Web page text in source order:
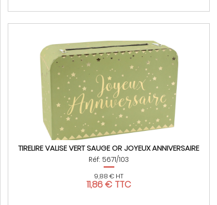
TIRELIRE VALISE VERT SAUGE OR JOYEUX ANNIVERSAIRE
Réf: 5671/103
9,88 € HT
11,86 € TTC